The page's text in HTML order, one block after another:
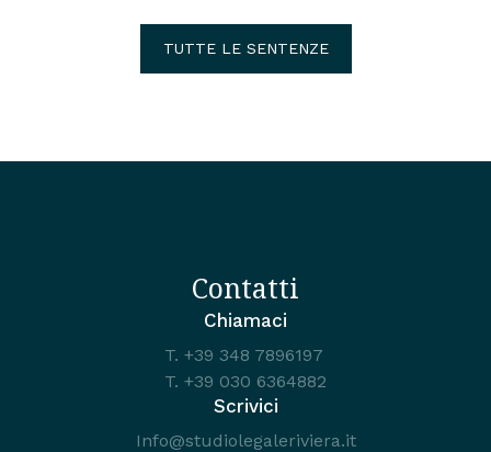
TUTTE LE SENTENZE
Contatti
Chiamaci
T. +39 348 7896197
T. +39 030 6364882
Scrivici
Info@studiolegaleriviera.it